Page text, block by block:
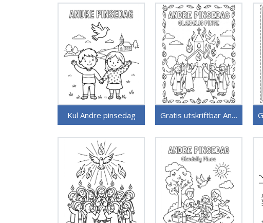
Kul Andre pinsedag Gratis utskriftbar Andre pinsedag